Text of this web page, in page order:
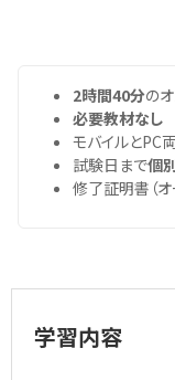
2時間40分の
必要教材なし
モバイルとPC
試験日まで個
修了証明書（オ
学習内容